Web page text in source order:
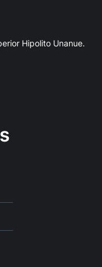
Hipolito Unanue.